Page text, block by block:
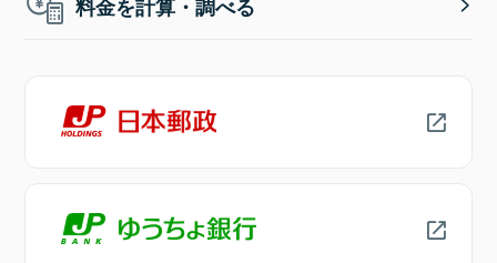
料金を計算・調べる